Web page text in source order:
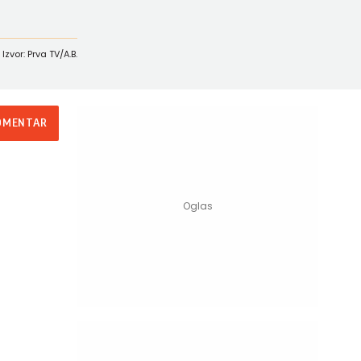
Izvor: Prva TV/A.B.